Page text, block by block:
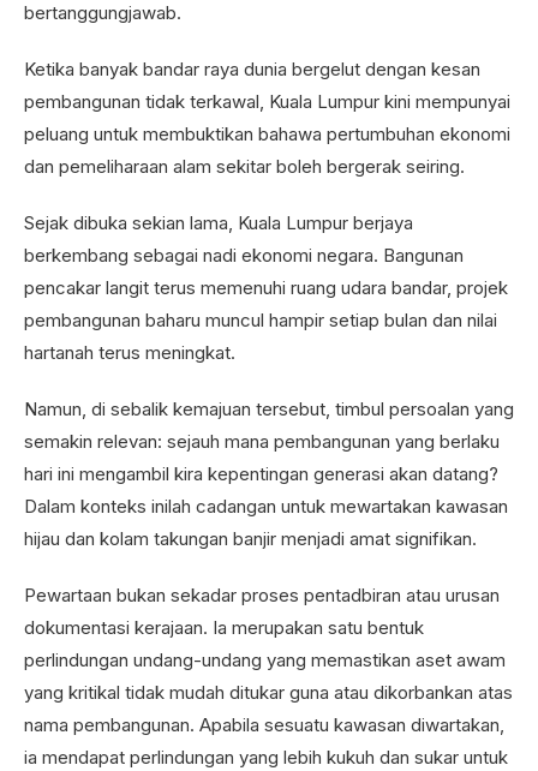
bertanggungjawab.
Ketika banyak bandar raya dunia bergelut dengan kesan
pembangunan tidak terkawal, Kuala Lumpur kini mempunyai
peluang untuk membuktikan bahawa pertumbuhan ekonomi
dan pemeliharaan alam sekitar boleh bergerak seiring.
Sejak dibuka sekian lama, Kuala Lumpur berjaya
berkembang sebagai nadi ekonomi negara. Bangunan
pencakar langit terus memenuhi ruang udara bandar, projek
pembangunan baharu muncul hampir setiap bulan dan nilai
hartanah terus meningkat.
Namun, di sebalik kemajuan tersebut, timbul persoalan yang
semakin relevan: sejauh mana pembangunan yang berlaku
hari ini mengambil kira kepentingan generasi akan datang?
Dalam konteks inilah cadangan untuk mewartakan kawasan
hijau dan kolam takungan banjir menjadi amat signifikan.
Pewartaan bukan sekadar proses pentadbiran atau urusan
dokumentasi kerajaan. Ia merupakan satu bentuk
perlindungan undang-undang yang memastikan aset awam
yang kritikal tidak mudah ditukar guna atau dikorbankan atas
nama pembangunan. Apabila sesuatu kawasan diwartakan,
ia mendapat perlindungan yang lebih kukuh dan sukar untuk